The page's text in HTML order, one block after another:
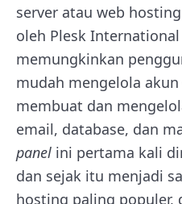
server atau web
oleh Plesk
memungkinkan
mudah mengelola
membuat dan
email, database, dan
panel ini pertama kali
dan sejak itu menjadi
hosting paling populer,